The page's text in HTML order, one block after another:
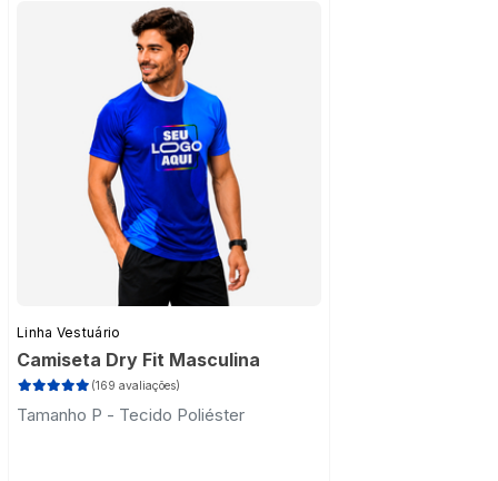
Linha Vestuário
Camiseta Dry Fit Masculina
(169 avaliações)
Tamanho P - Tecido Poliéster